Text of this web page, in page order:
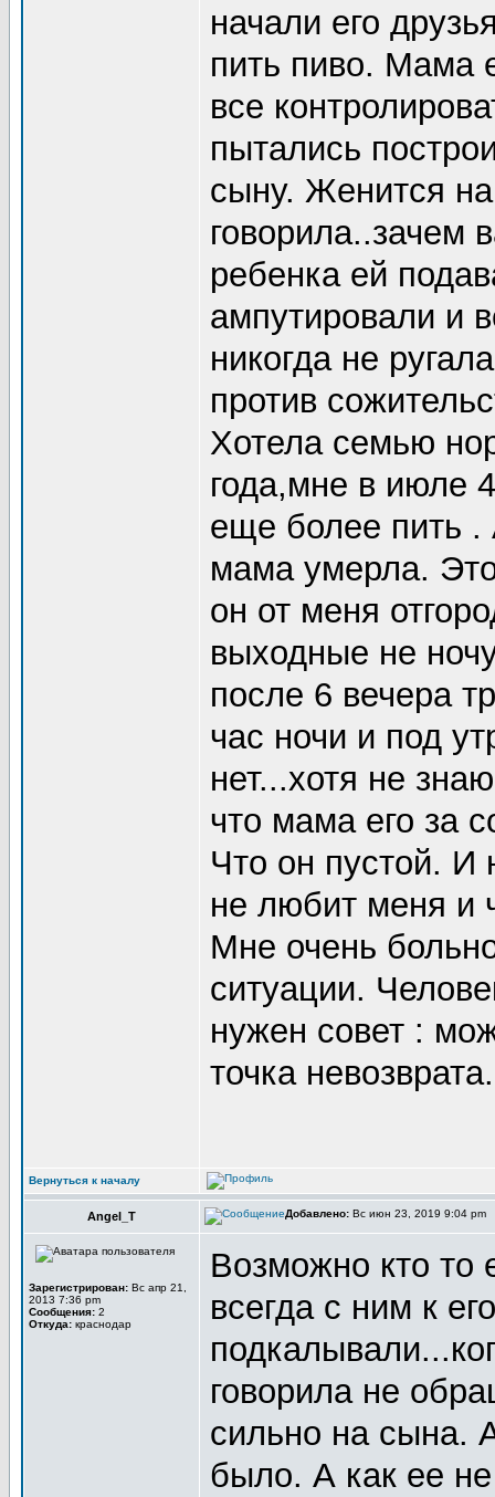
начали его
пить пиво. Мама
все
пытались
сыну. Женится
говорила..зачем
ребенка ей
ампутировали и
никогда не
против
Хотела семью
года,мне в июле
еще более пить .
мама умерла.
он от меня
выходные не
после 6 вечера
час ночи и под
нет...хотя не
что мама его за
Что он пустой. И
не любит меня и
Мне очень
ситуации.
нужен совет :
точка невозврата.
Вернуться к началу
Angel_T Добавлено: Вс июн 23, 2019 9:04 pm
Зарегистрирован: Вс апр 21,
2013 7:36 pm
Сообщения: 2
Откуда: краснодар
Возможно кто то
всегда с ним к
говорила не
сильно на сына.
было. А как ее